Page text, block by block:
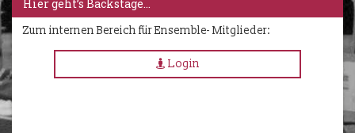
Hier geht’s Backstage…
Zum internen Bereich für Ensemble- Mitglieder:
Login